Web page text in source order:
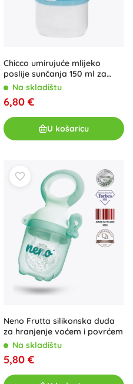
Chicco umirujuće mlijeko
poslije sunčanja 150 ml za
osjetljivu dječju kožu
Na skladištu
6,80 €
U košaricu
Neno Frutta silikonska duda
za hranjenje voćem i povrćem
Na skladištu
5,80 €